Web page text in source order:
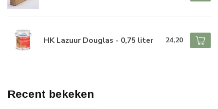
HK Lazuur Douglas - 0,75 liter 24,20
Recent bekeken